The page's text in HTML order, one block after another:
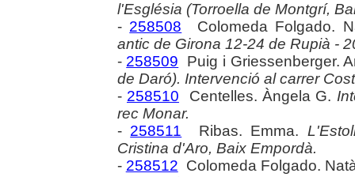
l'Església (Torroella de Montgrí,
- 258508 Colomeda Folgado.
antic de Girona 12-24 de Rupià -
- 258509 Puig i Griessenberger.
de Daró). Intervenció al carrer
- 258510 Centelles. Àngela G.
rec Monar.
- 258511 Ribas. Emma.
Cristina d'Aro, Baix Empordà.
- 258512 Colomeda Folgado.